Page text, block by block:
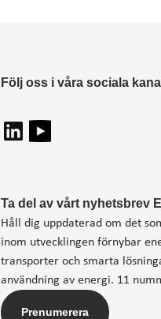
Ta del av vårt nyhetsbrev
Håll dig uppdaterad om det
inom utvecklingen förnybar
transporter och smarta
användning av energi. 11
Prenumerera
Följ oss i våra sociala